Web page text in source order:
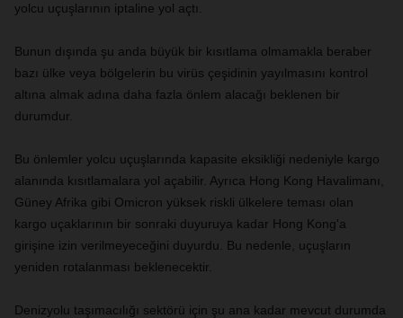
yolcu uçuşlarının iptaline yol açtı.
Bunun dışında şu anda büyük bir kısıtlama olmamakla beraber
bazı ülke veya bölgelerin bu virüs çeşidinin yayılmasını kontrol
altına almak adına daha fazla önlem alacağı beklenen bir
durumdur.
Bu önlemler yolcu uçuşlarında kapasite eksikliği nedeniyle kargo
alanında kısıtlamalara yol açabilir. Ayrıca Hong Kong Havalimanı,
Güney Afrika gibi Omicron yüksek riskli ülkelere teması olan
kargo uçaklarının bir sonraki duyuruya kadar Hong Kong'a
girişine izin verilmeyeceğini duyurdu. Bu nedenle, uçuşların
yeniden rotalanması beklenecektir.
Denizyolu taşımacılığı sektörü için şu ana kadar mevcut durumda